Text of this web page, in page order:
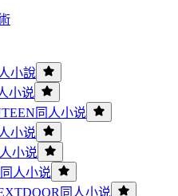
小說
小说
同人小说
小说
小说
人小说
同人小说